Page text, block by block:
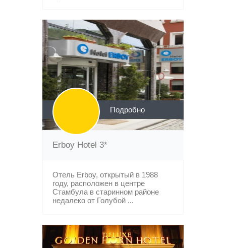
Подробно
Erboy Hotel 3*
Отель Erboy, открытый в 1988
году, расположен в центре
Стамбула в старинном районе
недалеко от Голубой ...